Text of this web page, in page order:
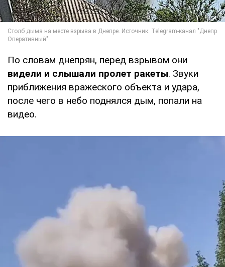
По словам днепрян, перед взрывом они
видели и слышали пролет ракеты. Звуки
приближения вражеского объекта и удара,
после чего в небо поднялся дым, попали на
видео.